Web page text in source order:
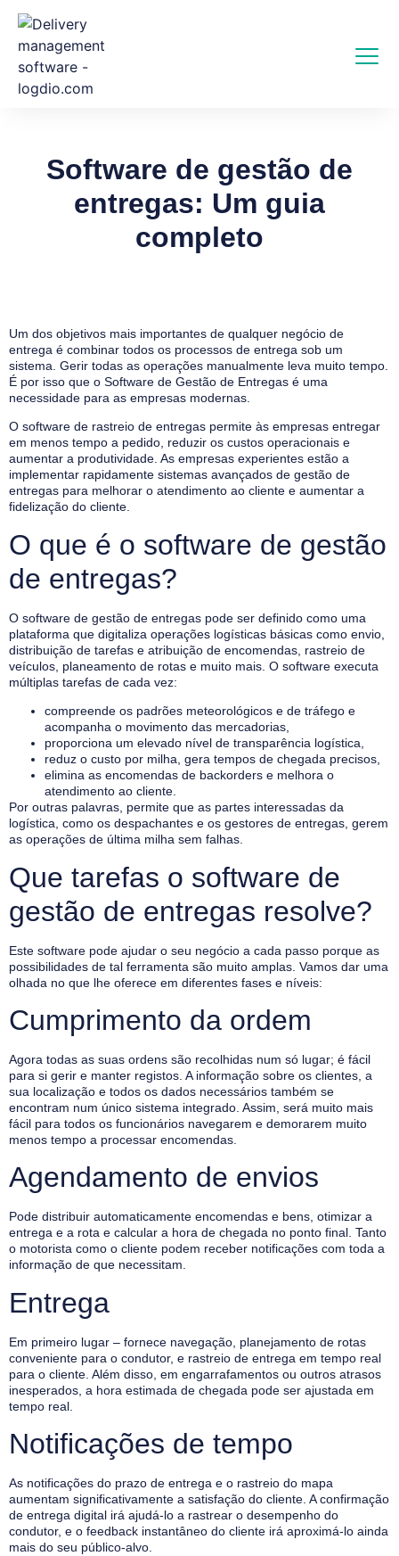
Software de gestão de
entregas: Um guia
completo
Um dos objetivos mais importantes de qualquer negócio de
entrega é combinar todos os processos de entrega sob um
sistema. Gerir todas as operações manualmente leva muito tempo.
É por isso que o Software de Gestão de Entregas é uma
necessidade para as empresas modernas.
O software de rastreio de entregas permite às empresas entregar
em menos tempo a pedido, reduzir os custos operacionais e
aumentar a produtividade. As empresas experientes estão a
implementar rapidamente sistemas avançados de gestão de
entregas para melhorar o atendimento ao cliente e aumentar a
fidelização do cliente.
O que é o software de gestão
de entregas?
O software de gestão de entregas pode ser definido como uma
plataforma que digitaliza operações logísticas básicas como envio,
distribuição de tarefas e atribuição de encomendas, rastreio de
veículos, planeamento de rotas e muito mais. O software executa
múltiplas tarefas de cada vez:
compreende os padrões meteorológicos e de tráfego e
acompanha o movimento das mercadorias,
proporciona um elevado nível de transparência logística,
reduz o custo por milha, gera tempos de chegada precisos,
elimina as encomendas de backorders e melhora o
atendimento ao cliente.
Por outras palavras, permite que as partes interessadas da
logística, como os despachantes e os gestores de entregas, gerem
as operações de última milha sem falhas.
Que tarefas o software de
gestão de entregas resolve?
Este software pode ajudar o seu negócio a cada passo porque as
possibilidades de tal ferramenta são muito amplas. Vamos dar uma
olhada no que lhe oferece em diferentes fases e níveis:
Cumprimento da ordem
Agora todas as suas ordens são recolhidas num só lugar; é fácil
para si gerir e manter registos. A informação sobre os clientes, a
sua localização e todos os dados necessários também se
encontram num único sistema integrado. Assim, será muito mais
fácil para todos os funcionários navegarem e demorarem muito
menos tempo a processar encomendas.
Agendamento de envios
Pode distribuir automaticamente encomendas e bens, otimizar a
entrega e a rota e calcular a hora de chegada no ponto final. Tanto
o motorista como o cliente podem receber notificações com toda a
informação de que necessitam.
Entrega
Em primeiro lugar – fornece navegação, planejamento de rotas
conveniente para o condutor, e rastreio de entrega em tempo real
para o cliente. Além disso, em engarrafamentos ou outros atrasos
inesperados, a hora estimada de chegada pode ser ajustada em
tempo real.
Notificações de tempo
As notificações do prazo de entrega e o rastreio do mapa
aumentam significativamente a satisfação do cliente. A confirmação
de entrega digital irá ajudá-lo a rastrear o desempenho do
condutor, e o feedback instantâneo do cliente irá aproximá-lo ainda
mais do seu público-alvo.